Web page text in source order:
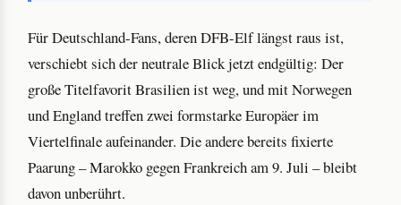
Für Deutschland-Fans, deren DFB-Elf längst raus ist,
verschiebt sich der neutrale Blick jetzt endgültig: Der
große Titelfavorit Brasilien ist weg, und mit Norwegen
und England treffen zwei formstarke Europäer im
Viertelfinale aufeinander. Die andere bereits fixierte
Paarung – Marokko gegen Frankreich am 9. Juli – bleibt
davon unberührt.